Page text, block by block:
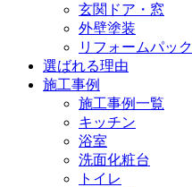
玄関ドア・窓
外壁塗装
リフォームパック
選ばれる理由
施工事例
施工事例一覧
キッチン
浴室
洗面化粧台
トイレ